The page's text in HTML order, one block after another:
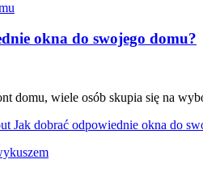
okna do swojego domu?
domu, wiele osób skupia się na
Jak dobrać odpowiednie okna do